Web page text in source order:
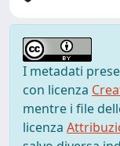
I metadati
con licenza
mentre i file
licenza